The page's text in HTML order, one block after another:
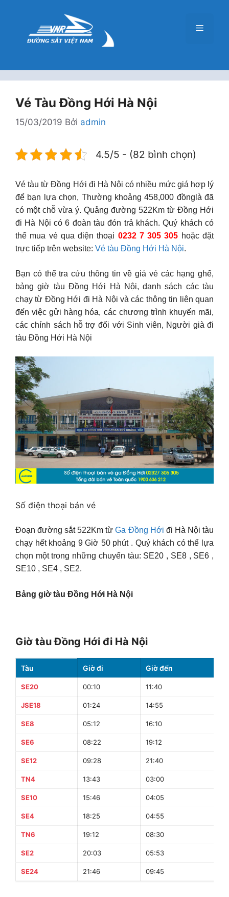
Menu
Vé Tàu Đồng Hới Hà Nội
15/03/2019 Bởi admin
4.5/5 - (82 bình chọn)
Vé tàu từ Đồng Hới đi Hà Nội có nhiều mức giá hợp lý
để bạn lựa chọn, Thường khoảng 458,000 đồnglà đã
có một chỗ vừa ý. Quảng đường 522Km từ Đồng Hới
đi Hà Nội có 6 đoàn tàu đón trả khách. Quý khách có
thể mua vé qua điện thoại 0232 7 305 305 hoặc đặt
trực tiếp trên website: Vé tàu Đồng Hới Hà Nội.
Bạn có thể tra cứu thông tin về giá vé các hạng ghế,
bảng giờ tàu Đồng Hới Hà Nội, danh sách các tàu
chạy từ Đồng Hới đi Hà Nội và các thông tin liên quan
đến việc gửi hàng hóa, các chương trình khuyến mãi,
các chính sách hỗ trợ đối với Sinh viên, Người già đi
tàu Đồng Hới Hà Nội
Số điện thoại bán vé
Đoạn đường sắt 522Km từGa Đồng Hới đi Hà Nội tàu
chạy hết khoảng 9 Giờ 50 phút . Quý khách có thể lựa
chọn một trong những chuyến tàu: SE20 , SE8 , SE6 ,
SE10 , SE4 , SE2.
Bảng giờ tàu Đồng Hới Hà Nội
Giờ tàu Đồng Hới đi Hà Nội
Tàu Giờ đi Giờ đến
SE20 00:10 11:40
JSE18 01:24 14:55
SE8 05:12 16:10
SE6 08:22 19:12
SE12 09:28 21:40
TN4 13:43 03:00
SE10 15:46 04:05
SE4 18:25 04:55
TN6 19:12 08:30
SE2 20:03 05:53
SE24 21:46 09:45